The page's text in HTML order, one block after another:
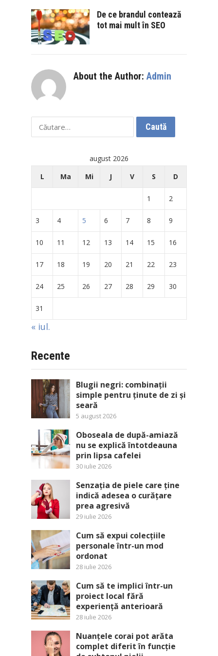
De ce brandul contează
tot mai mult în SEO
About the Author: Admin
Caută
după:
august 2026
L
Ma Mi J V S D
1 2
3 4 5 6 7 8 9
10 11 12 13 14 15 16
17 18 19 20 21 22 23
24 25 26 27 28 29 30
31
« iul.
Recente
Blugii negri: combinații
simple pentru ținute de zi și
seară
5 august 2026
Oboseala de după-amiază
nu se explică întotdeauna
prin lipsa cafelei
30 iulie 2026
Senzația de piele care ține
indică adesea o curățare
prea agresivă
29 iulie 2026
Cum să expui colecțiile
personale într-un mod
ordonat
28 iulie 2026
Cum să te implici într-un
proiect local fără
experiență anterioară
28 iulie 2026
Nuanțele corai pot arăta
complet diferit în funcție